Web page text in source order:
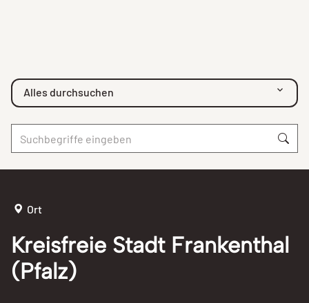
Alles durchsuchen
Ort
Kreisfreie Stadt Frankenthal
(Pfalz)